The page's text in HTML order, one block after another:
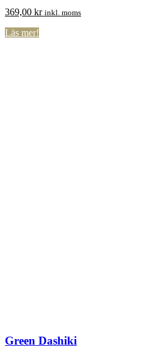
369,00 kr inkl. moms
Läs mer!
Green Dashiki